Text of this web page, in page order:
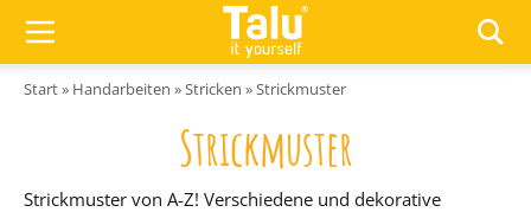
Start» Handarbeiten »Stricken »Strickmuster
Strickmuster
Strickmuster von A-Z! Verschiedene und dekorative